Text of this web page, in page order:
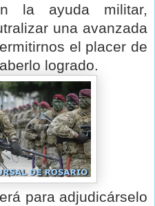
la ayuda militar,
una avanzada
el placer de
logrado.
para adjudicárselo